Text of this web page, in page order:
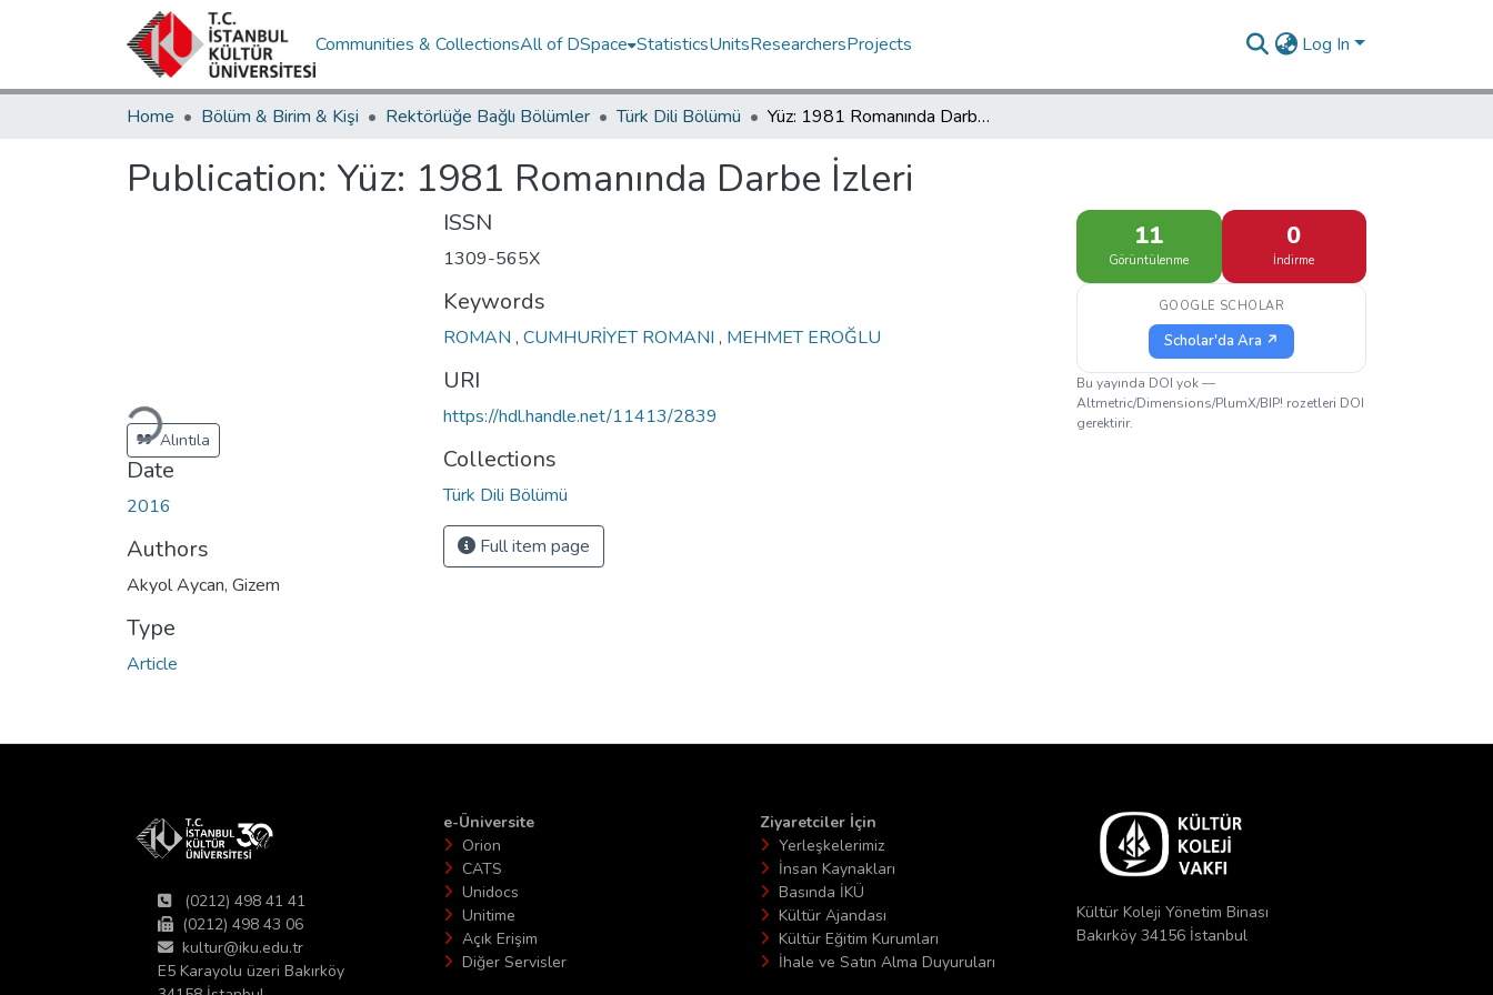
Communities & CollectionsAll of DSpace StatisticsUnitsResearchersProjects Log In
Home Bölüm & Birim & Kişi Rektörlüğe Bağlı Bölümler Türk Dili Bölümü Yüz: 1981 Romanında Darbe İzleri
Publication: Yüz: 1981 Romanında Darbe İzleri
Loading...
Alıntıla
Date
2016
Authors
Akyol Aycan, Gizem
Type
Article
ISSN
1309-565X
Keywords
ROMAN , CUMHURİYET ROMANI , MEHMET EROĞLU
URI
https://hdl.handle.net/11413/2839
Collections
Türk Dili Bölümü
Full item page
11
Görüntülenme
0
İndirme
GOOGLE SCHOLAR
Scholar'da Ara ↗
Bu yayında DOI yok —
Altmetric/Dimensions/PlumX/BIP! rozetleri DOI
gerektirir.
(0212) 498 41 41
(0212) 498 43 06
kultur@iku.edu.tr
E5 Karayolu üzeri Bakırköy
e-Üniversite
Orion
CATS
Unidocs
Unitime
Açık Erişim
Diğer Servisler
Ziyaretciler İçin
Yerleşkelerimiz
İnsan Kaynakları
Basında İKÜ
Kültür Ajandası
Kültür Eğitim Kurumları
İhale ve Satın Alma Duyuruları
Kültür Koleji Yönetim Binası
Bakırköy 34156 İstanbul